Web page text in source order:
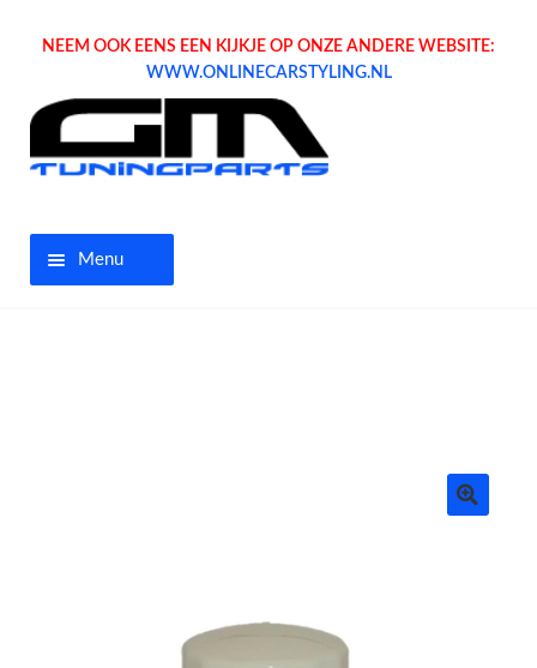
NEEM OOK EENS EEN KIJKJE OP ONZE ANDERE WEBSITE:
WWW.ONLINECARSTYLING.NL
Menu